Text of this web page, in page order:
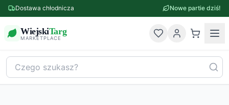
Dostawa chłodnicza Nowe partie dziś!
WiejskiTarg
MARKETPLACE